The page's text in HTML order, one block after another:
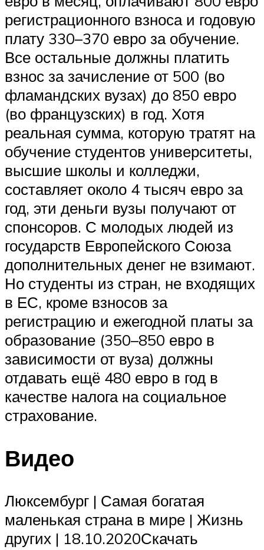
регистрационного взноса и годовую
плату 330–370 евро за обучение.
Все остальные должны платить
взнос за зачисление от 500 (во
фламандских вузах) до 850 евро
(во французских) в год. Хотя
реальная сумма, которую тратят на
обучение студентов университеты,
высшие школы и колледжи,
составляет около 4 тысяч евро за
год, эти деньги вузы получают от
спонсоров. С молодых людей из
государств Европейского Союза
дополнительных денег не взимают.
Но студенты из стран, не входящих
в ЕС, кроме взносов за
регистрацию и ежегодной платы за
образование (350–850 евро в
зависимости от вуза) должны
отдавать ещё 480 евро в год в
качестве налога на социальное
страхование.
Видео
Люксембург | Самая богатая
маленькая страна в мире | Жизнь
других | 18.10.2020Скачать